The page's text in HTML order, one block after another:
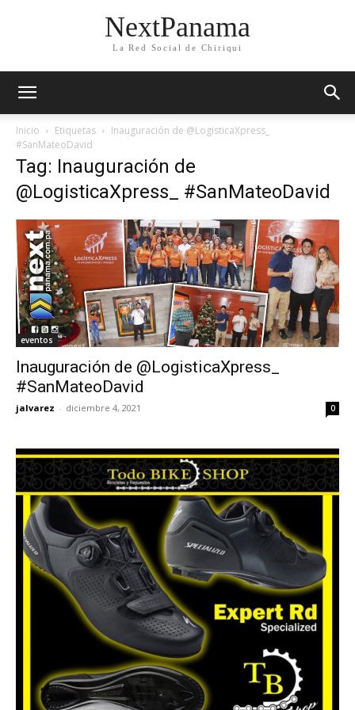
NextPanama
La Red Social de Chiriqui
Inicio Etiquetas
Inauguración de @LogisticaXpress_
#SanMateoDavid
Tag: Inauguración de
@LogisticaXpress_ #SanMateoDavid
eventos
Inauguración de @LogisticaXpress_
#SanMateoDavid
jalvarez - diciembre 4, 2021 0